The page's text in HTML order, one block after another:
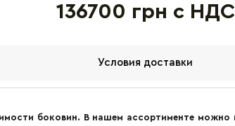
136700 грн с
Условия доставки
боковин. В нашем ассортименте можно